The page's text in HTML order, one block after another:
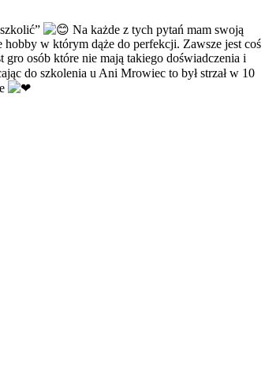
Na każde z tych pytań mam swoją
w którym dąże do perfekcji. Zawsze jest coś
osób które nie mają takiego doświadczenia i
do szkolenia u Ani Mrowiec to był strzał w 10